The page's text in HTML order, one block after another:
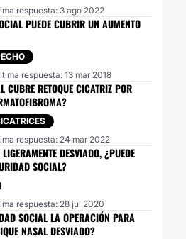
respuesta: 3 ago 2022
PUEDE CUBRIR UN AUMENTO
respuesta: 13 mar 2018
CUBRE RETOQUE CICATRIZ POR
respuesta: 24 mar 2022
DESVIADO, ¿PUEDE
SOCIAL?
respuesta: 28 jul 2020
SOCIAL LA OPERACIÓN PARA
NASAL DESVIADO?